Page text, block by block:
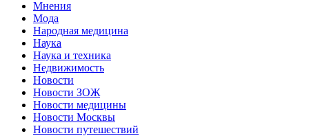
Мнения
Мода
Народная медицина
Наука
Наука и техника
Недвижимость
Новости
Новости ЗОЖ
Новости медицины
Новости Москвы
Новости путешествий